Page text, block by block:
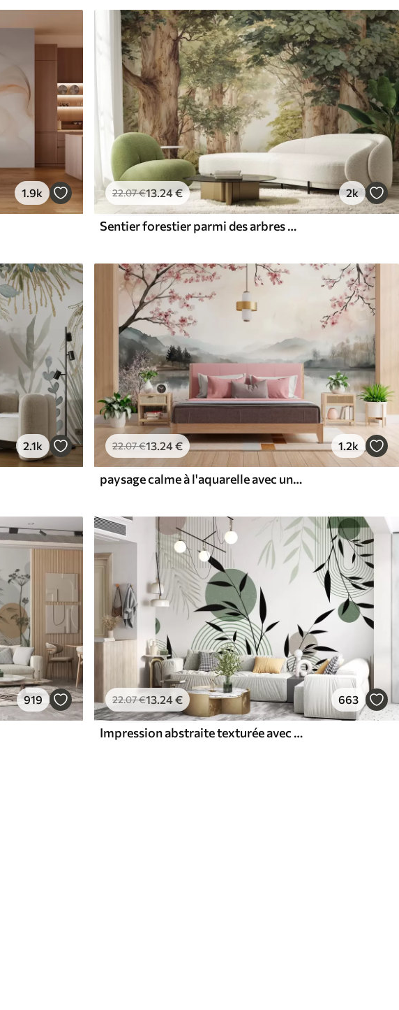
1.9k 22.07€13.24€ 2k
Sentier forestier parmi des arbres majestueux, style aquarelle
2.1k 22.07€13.24€ 1.2k
paysage calme à l'aquarelle avec un lac et un arbre en fleurs
919 22.07€13.24€ 663
Impression abstraite texturée avec des formes géométriques, des cercles et des arcs et des plantes noires et vertes sur un fond blanc